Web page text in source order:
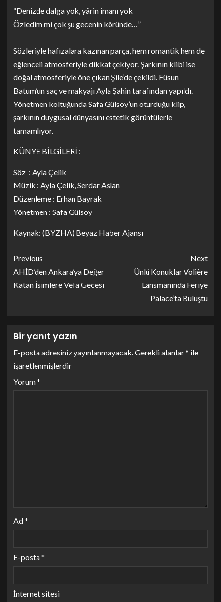
“Denizde dalga yok, yârin imanı yok
Özledim mi çok şu gecenin köründe…”
Sözleriyle hafızalara kazınan parça, hem romantik hem de
eğlenceli atmosferiyle dikkat çekiyor. Şarkının klibi ise
doğal atmosferiyle öne çıkan Şile’de çekildi. Füsun
Batum’un saç ve makyajı Ayla Şahin tarafından yapıldı.
Yönetmen koltuğunda Safa Gülsoy’un oturduğu klip,
şarkının duygusal dünyasını estetik görüntülerle
tamamlıyor.
KÜNYE BİLGİLERİ :
Söz : Ayla Çelik
Müzik : Ayla Çelik, Serdar Aslan
Düzenleme : Erhan Bayrak
Yönetmen : Safa Gülsoy
Kaynak: (BYZHA) Beyaz Haber Ajansı
Previous
AHİD’den Ankara’ya Değer
Katan İsimlere Vefa Gecesi
Next
Ünlü Konuklar Volière
Lansmanında Feriye
Palace’ta Buluştu
Bir yanıt yazın
E-posta adresiniz yayınlanmayacak. Gerekli alanlar* ile
işaretlenmişlerdir
Yorum*
Ad*
E-posta*
İnternet sitesi